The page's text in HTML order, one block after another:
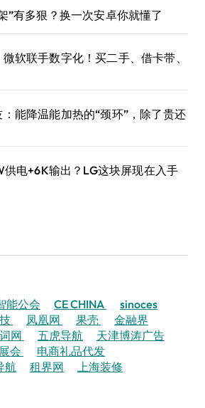
”有多狠？换一次安卓你就懂了
软联手数字化！买二手、借卡带、
能降温能加热的“颈环”，除了贵还
电+6K输出？LG这块屏现在入手
能公会 CE CHINA
sinoces
凤凰网 果壳
金融界
网 五虎导航
天津博涛广告
会
电商礼品代发
航 租界网 上海装修